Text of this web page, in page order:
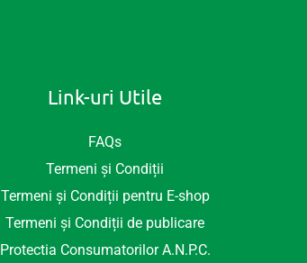
Link-uri Utile
FAQs
Termeni și Condiții
Termeni și Condiții pentru E-shop
Termeni și Condiții de publicare
Protectia Consumatorilor A.N.P.C.